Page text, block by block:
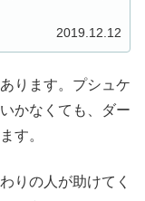
2019.12.12
ります。プシュケ
かなくても、ダー
す。
りの人が助けてく